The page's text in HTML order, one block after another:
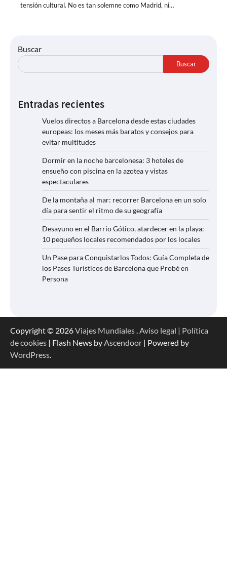
tensión cultural. No es tan solemne como Madrid, ni…
Buscar
Buscar
Entradas recientes
Vuelos directos a Barcelona desde estas ciudades
europeas: los meses más baratos y consejos para
evitar multitudes
Dormir en la noche barcelonesa: 3 hoteles de
ensueño con piscina en la azotea y vistas
espectaculares
De la montaña al mar: recorrer Barcelona en un solo
día para sentir el ritmo de su geografía
Desayuno en el Barrio Gótico, atardecer en la playa:
10 pequeños locales recomendados por los locales
Un Pase para Conquistarlos Todos: Guía Completa de
los Pases Turísticos de Barcelona que Probé en
Persona
Copyright © 2026Viajes Mundiales.Aviso legal | Política
de cookies | Flash News byAscendoor | Powered by
WordPress.